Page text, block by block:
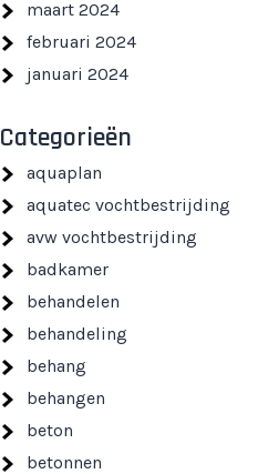
maart 2024
februari 2024
januari 2024
Categorieën
aquaplan
aquatec vochtbestrijding
avw vochtbestrijding
badkamer
behandelen
behandeling
behang
behangen
beton
betonnen